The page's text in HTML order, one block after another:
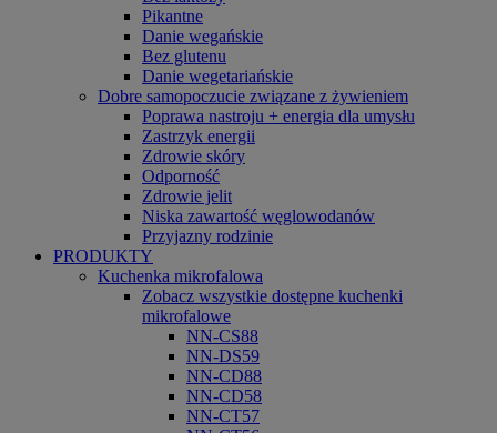
Pikantne
Danie wegańskie
Bez glutenu
Danie wegetariańskie
Dobre samopoczucie związane z żywieniem
Poprawa nastroju + energia dla umysłu
Zastrzyk energii
Zdrowie skóry
Odporność
Zdrowie jelit
Niska zawartość węglowodanów
Przyjazny rodzinie
PRODUKTY
Kuchenka mikrofalowa
Zobacz wszystkie dostępne kuchenki
mikrofalowe
NN-CS88
NN-DS59
NN-CD88
NN-CD58
NN-CT57